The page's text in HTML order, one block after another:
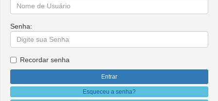
Senha:
Recordar senha
Esqueceu a senha?